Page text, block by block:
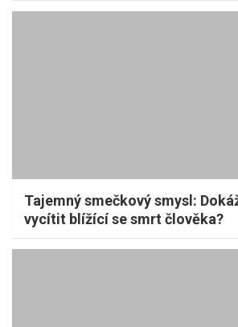
Tajemný smečkový smysl:
vycítit blížící se smrt člověka?